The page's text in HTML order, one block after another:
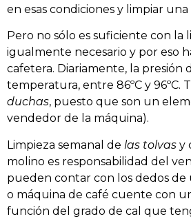
en esas condiciones y limpiar
Pero no sólo es suficiente con la
igualmente necesario y por eso
cafetera. Diariamente, la presión
temperatura, entre 86ºC y 96ºC.
duchas, puesto que son un
vendedor de la máquina).
Limpieza semanal de las tolvas y
molino es responsabilidad del
pueden contar con los dedos
o máquina de café cuente con
función del grado de cal que